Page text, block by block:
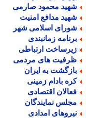
محمود صارمی
مدافع امنیت
اسلامی شهر
زمانبندی
ارتباطی
های مردمی
به ایران
بادام زمینی
اقتصادی
نمایندگان
امدادی